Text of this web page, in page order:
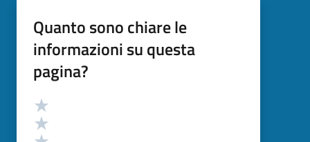
Quanto sono chiare le
informazioni su questa
pagina?
Valutazione